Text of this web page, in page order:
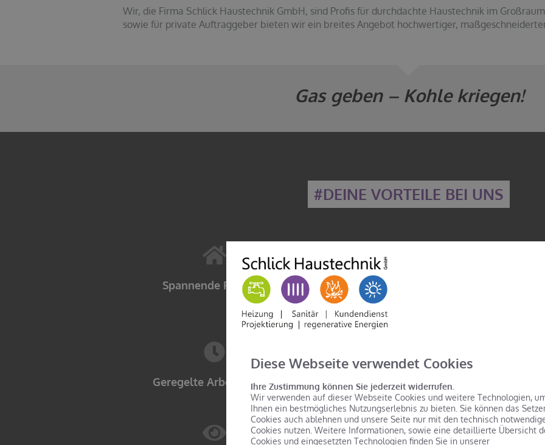
Wir, die Firma Schlick Haustechnik GmbH, sind Profis für durchdachte Haustechnik im
sowie für private Auftraggeber bieten wir ein breites Angebot hochwertiger,
Gas geben – Kohle kriegen!
#DEINE VORTEILE BEI UNS
Spannende Projekte
Einblick in verschiedene
Fachbereiche
Geregelte Arbeitszeiten Wertschätzung deiner Arbeit
Diese Webseite verwendet Cookies
Ihre Zustimmung können Sie jederzeit widerrufen.
Wir verwenden auf dieser Webseite Cookies und weitere Technologien,
Ihnen ein bestmögliches Nutzungserlebnis zu bieten. Sie können das
Cookies auch ablehnen und unsere Seite nur mit den technisch
Cookies nutzen. Weitere Informationen, sowie eine detaillierte Übersicht
Cookies und eingesetzten Technologien finden Sie in unserer